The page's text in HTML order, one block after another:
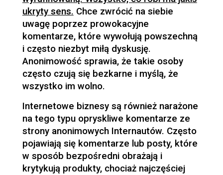
ukryty sens. Chce zwrócić na siebie
uwagę poprzez prowokacyjne
komentarze, które wywołują powszechną
i często niezbyt miłą dyskusję.
Anonimowość sprawia, że takie osoby
często czują się bezkarne i myślą, że
wszystko im wolno.
Internetowe biznesy są również narażone
na tego typu opryskliwe komentarze ze
strony anonimowych Internautów. Często
pojawiają się komentarze lub posty, które
w sposób bezpośredni obrażają i
krytykują produkty, chociaż najczęściej